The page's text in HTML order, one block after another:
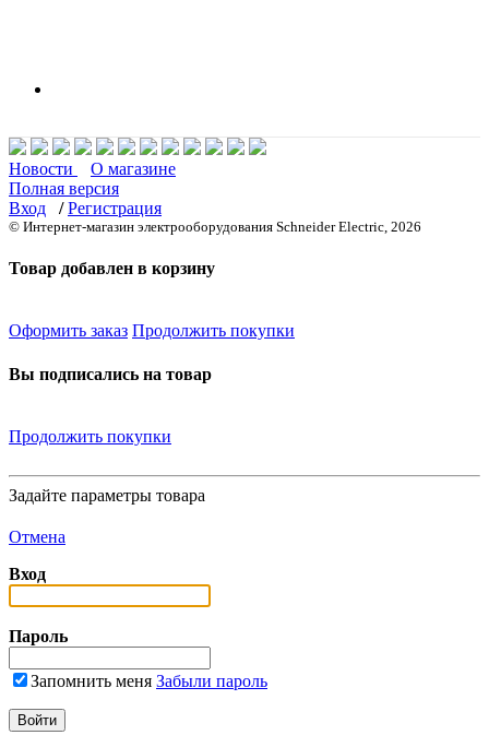
Новости
О магазине
Полная версия
Вход
/ Регистрация
© Интернет-магазин электрооборудования Schneider Electric, 2026
Товар добавлен в корзину
Оформить заказ Продолжить покупки
Вы подписались на товар
Продолжить покупки
Задайте параметры товара
Отмена
Вход
Пароль
Запомнить меня Забыли пароль